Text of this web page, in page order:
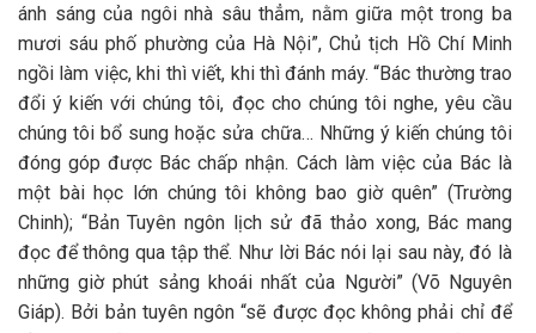
ánh sáng của ngôi nhà sâu thẳm, nằm giữa một trong ba
mươi sáu phố phường của Hà Nội”, Chủ tịch Hồ Chí Minh
ngồi làm việc, khi thì viết, khi thì đánh máy. “Bác thường trao
đổi ý kiến với chúng tôi, đọc cho chúng tôi nghe, yêu cầu
chúng tôi bổ sung hoặc sửa chữa… Những ý kiến chúng tôi
đóng góp được Bác chấp nhận. Cách làm việc của Bác là
một bài học lớn chúng tôi không bao giờ quên” (Trường
Chinh); “Bản Tuyên ngôn lịch sử đã thảo xong, Bác mang
đọc để thông qua tập thể. Như lời Bác nói lại sau này, đó là
những giờ phút sảng khoái nhất của Người” (Võ Nguyên
Giáp). Bởi bản tuyên ngôn “sẽ được đọc không phải chỉ để